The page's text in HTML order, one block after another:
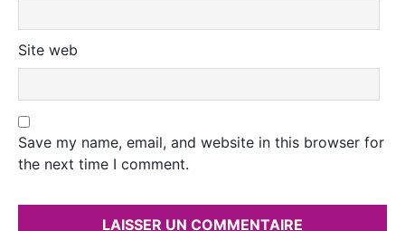
Site web
Save my name, email, and website in this browser for
the next time I comment.